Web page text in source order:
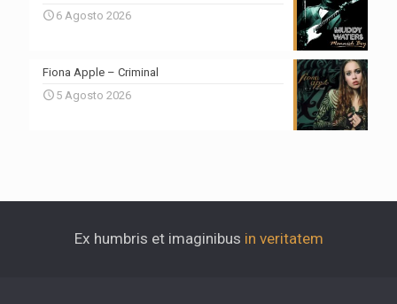
6 Agosto 2026
Fiona Apple – Criminal
5 Agosto 2026
Ex humbris et imaginibus in veritatem